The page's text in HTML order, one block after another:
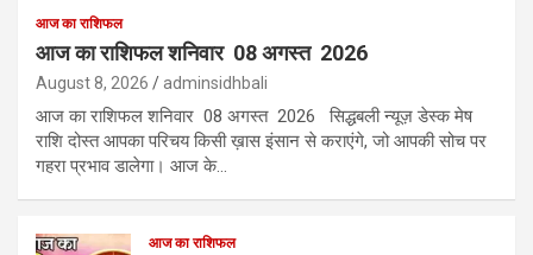
आज का राशिफल
आज का राशिफल शनिवार 08 अगस्त 2026
August 8, 2026 adminsidhbali
आज का राशिफल शनिवार 08 अगस्त 2026 सिद्धबली न्यूज़ डेस्क मेष
राशि दोस्त आपका परिचय किसी ख़ास इंसान से कराएंगे, जो आपकी सोच पर
गहरा प्रभाव डालेगा। आज के…
आज का राशिफल